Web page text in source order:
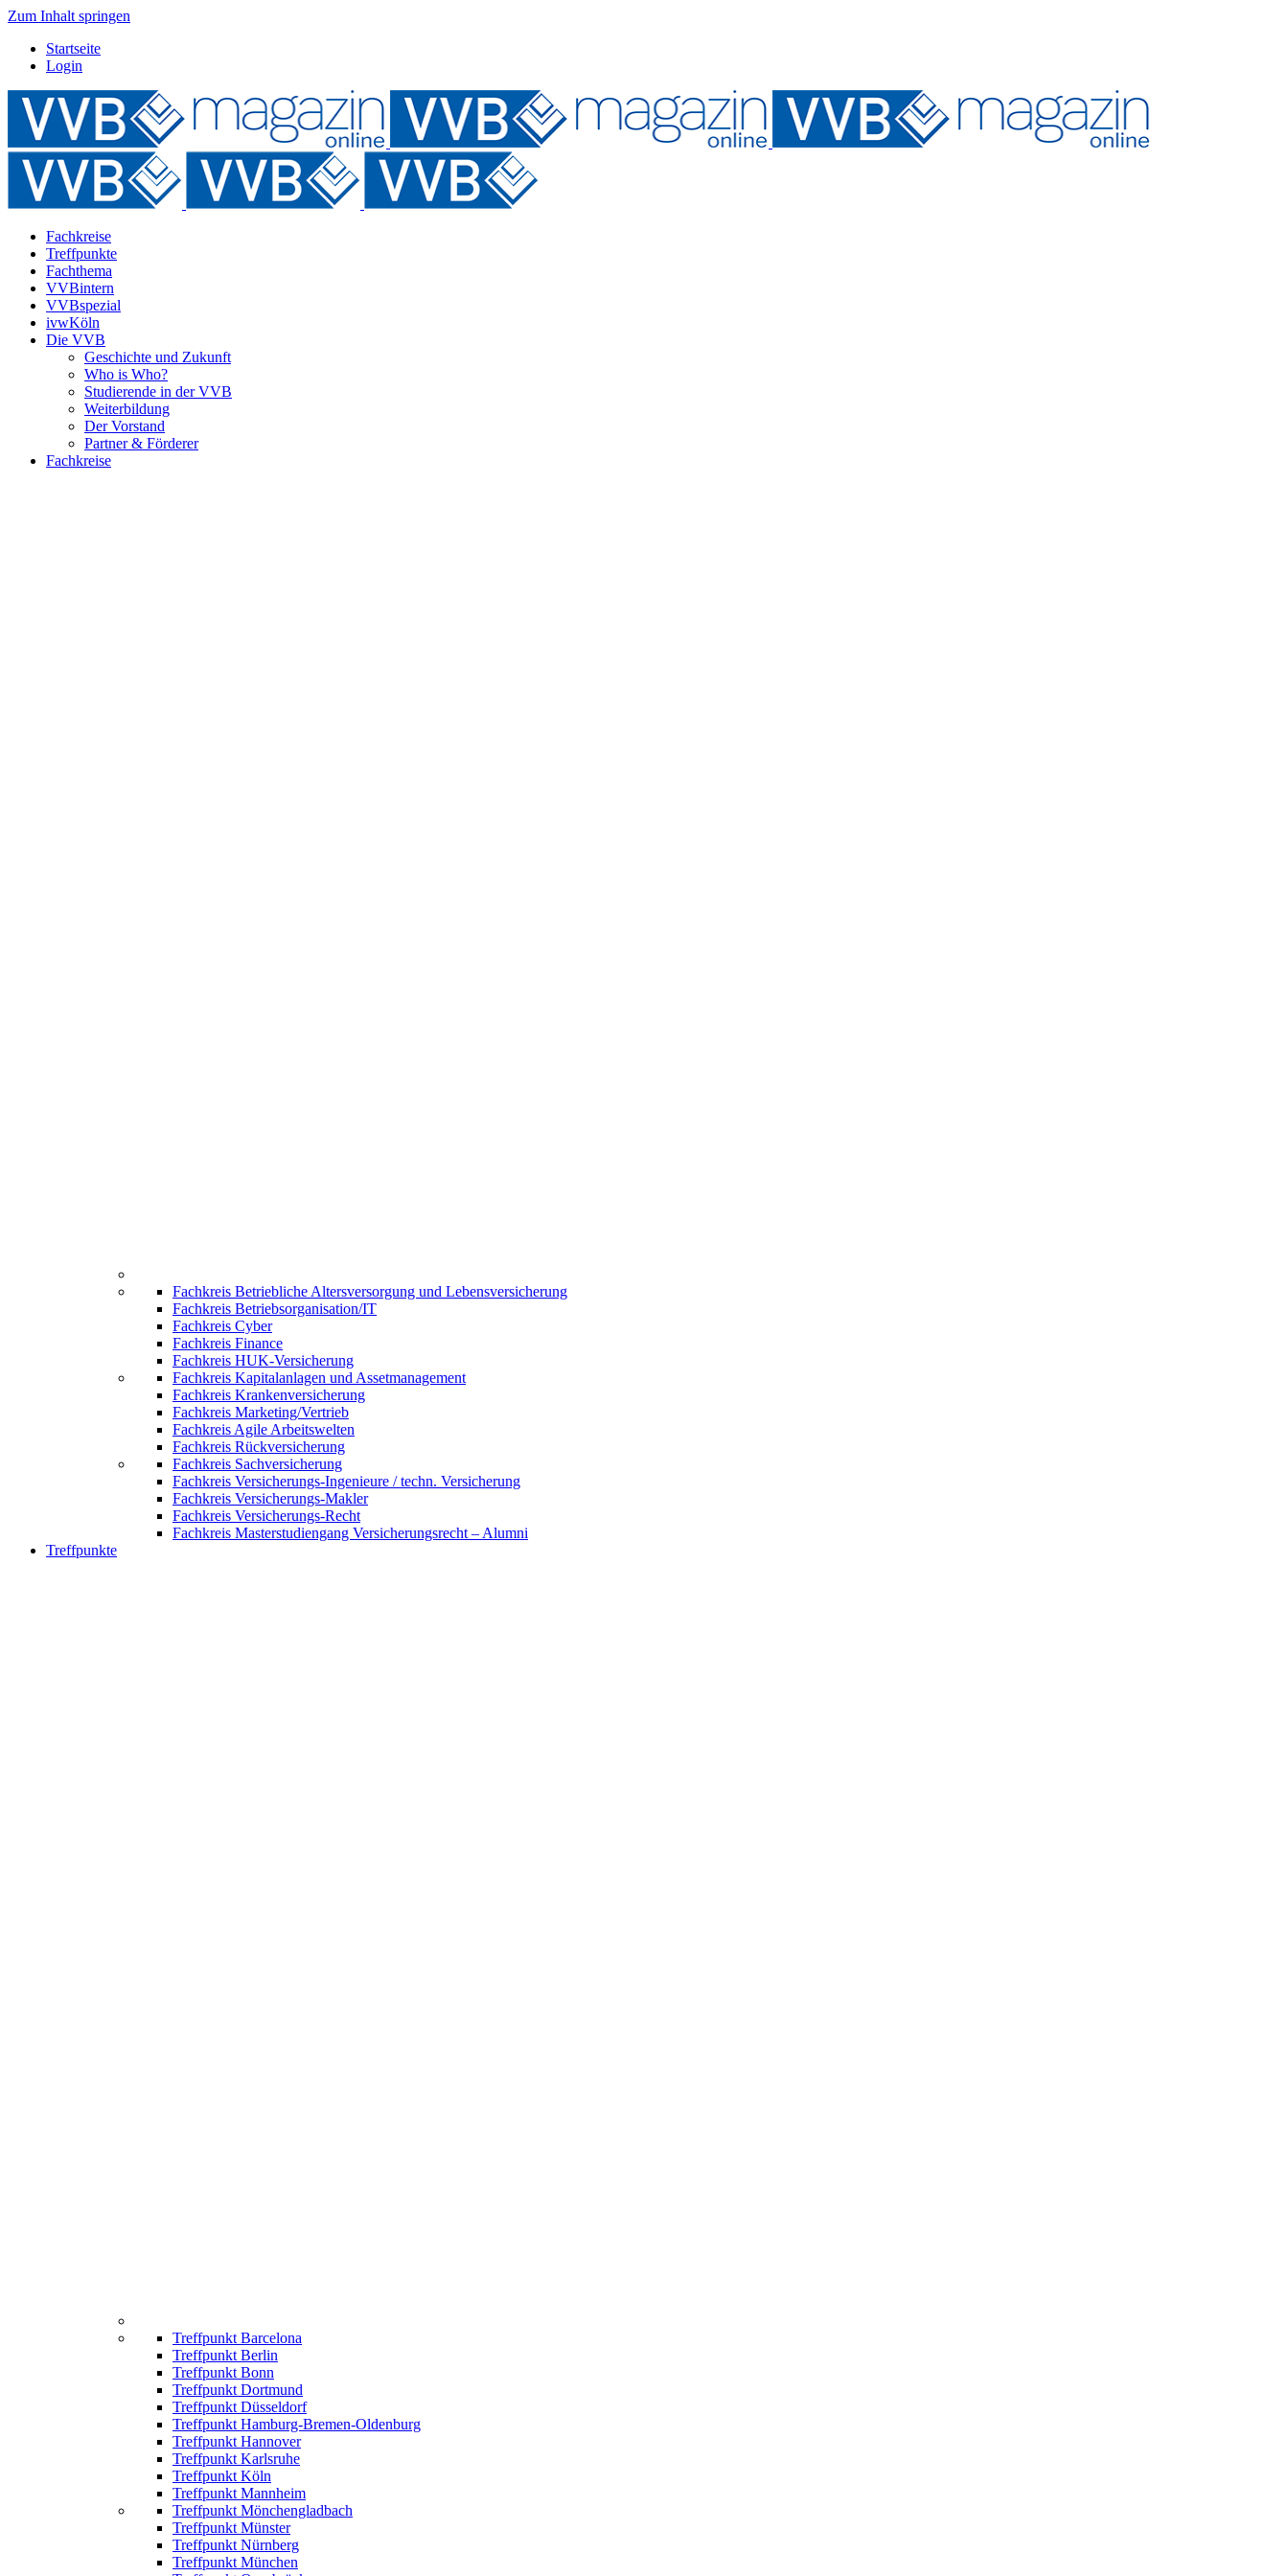
Zum Inhalt springen
Startseite
Login
Fachkreise
Treffpunkte
Fachthema
VVBintern
VVBspezial
ivwKöln
Die VVB
Geschichte und Zukunft
Who is Who?
Studierende in der VVB
Weiterbildung
Der Vorstand
Partner & Förderer
Fachkreise
Fachkreis Betriebliche Altersversorgung und Lebensversicherung
Fachkreis Betriebsorganisation/IT
Fachkreis Cyber
Fachkreis Finance
Fachkreis HUK-Versicherung
Fachkreis Kapitalanlagen und Assetmanagement
Fachkreis Krankenversicherung
Fachkreis Marketing/Vertrieb
Fachkreis Agile Arbeitswelten
Fachkreis Rückversicherung
Fachkreis Sachversicherung
Fachkreis Versicherungs-Ingenieure / techn. Versicherung
Fachkreis Versicherungs-Makler
Fachkreis Versicherungs-Recht
Fachkreis Masterstudiengang Versicherungsrecht – Alumni
Treffpunkte
Treffpunkt Barcelona
Treffpunkt Berlin
Treffpunkt Bonn
Treffpunkt Dortmund
Treffpunkt Düsseldorf
Treffpunkt Hamburg-Bremen-Oldenburg
Treffpunkt Hannover
Treffpunkt Karlsruhe
Treffpunkt Köln
Treffpunkt Mannheim
Treffpunkt Mönchengladbach
Treffpunkt Münster
Treffpunkt Nürnberg
Treffpunkt München